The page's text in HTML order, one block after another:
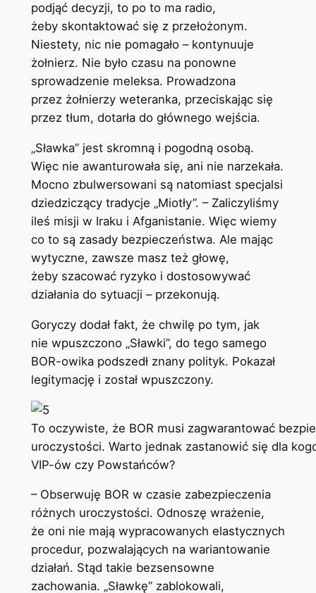
podjąć decyzji, to po to ma radio,
żeby skontaktować się z przełożonym.
Niestety, nic nie pomagało – kontynuuje
żołnierz. Nie było czasu na ponowne
sprowadzenie meleksa. Prowadzona
przez żołnierzy weteranka, przeciskając się
przez tłum, dotarła do głównego wejścia.
„Sławka” jest skromną i pogodną osobą.
Więc nie awanturowała się, ani nie narzekała.
Mocno zbulwersowani są natomiast specjalsi
dziedziczący tradycje „Miotły”. – Zaliczyliśmy
ileś misji w Iraku i Afganistanie. Więc wiemy
co to są zasady bezpieczeństwa. Ale mając
wytyczne, zawsze masz też głowę,
żeby szacować ryzyko i dostosowywać
działania do sytuacji – przekonują.
Goryczy dodał fakt, że chwilę po tym, jak
nie wpuszczono „Sławki”, do tego samego
BOR-owika podszedł znany polityk. Pokazał
legitymację i został wpuszczony.
To oczywiste, że BOR musi zagwarantować
uroczystości. Warto jednak zastanowić się dla
VIP-ów czy Powstańców?
– Obserwuję BOR w czasie zabezpieczenia
różnych uroczystości. Odnoszę wrażenie,
że oni nie mają wypracowanych elastycznych
procedur, pozwalających na wariantowanie
działań. Stąd takie bezsensowne
zachowania. „Sławkę” zablokowali,